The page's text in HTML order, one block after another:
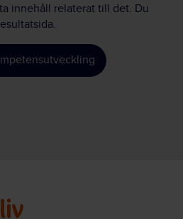
innehåll relaterat till det. Du